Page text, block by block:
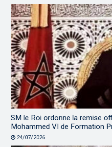
SM le Roi ordonne la remise
Mohammed VI de Formation
24/07/2026